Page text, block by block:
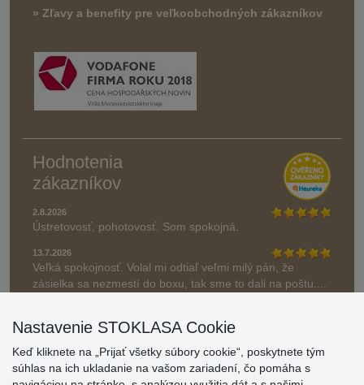
» Zľavy a benefity pre veľkoobchodných zákazníkov
Hodnotenia
zákazníkov
2.8.2026
Ústretovosť, pohotovosť. Som spokojná.
13.7.2026
Veľká spokojnosť. Volal mi odtiaľ veľmi milý pán, že
zásielka sa nezmestí do boxu, tak sme to dali na poštu....
» Aktuálne 6948 recenzií
Nastavenie STOKLASA Cookie
Keď kliknete na „Prijať všetky súbory cookie“, poskytnete tým
súhlas na ich ukladanie na vašom zariadení, čo pomáha s